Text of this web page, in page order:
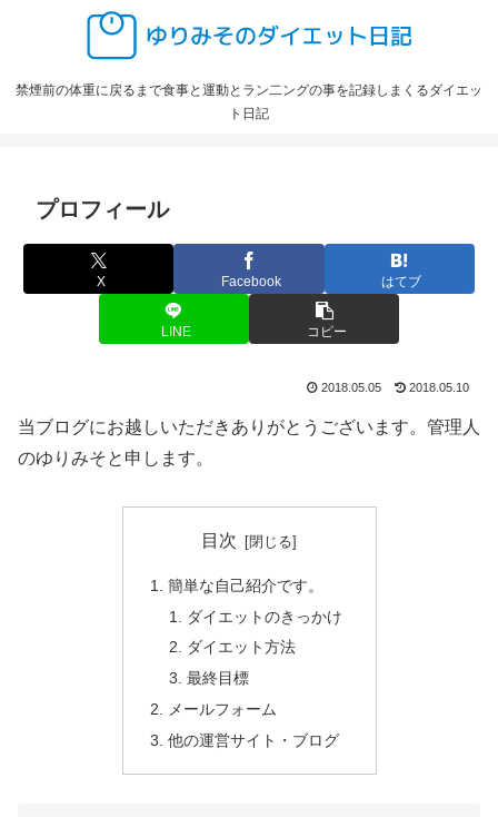
禁煙前の体重に戻るまで食事と運動とラン二ングの事を記録しまくるダイエッ
ト日記
プロフィール
X Facebook はてブ
LINE コピー
2018.05.05 2018.05.10
当ブログにお越しいただきありがとうございます。管理人
のゆりみそと申します。
目次
簡単な自己紹介です。
ダイエットのきっかけ
ダイエット方法
最終目標
メールフォーム
他の運営サイト・ブログ